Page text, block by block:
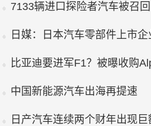
7133辆进口探险者汽车被召回
日媒：日本汽车零部件上市
比亚迪要进军F1？被曝收购
中国新能源汽车出海再提速
日产汽车连续两个财年出现巨